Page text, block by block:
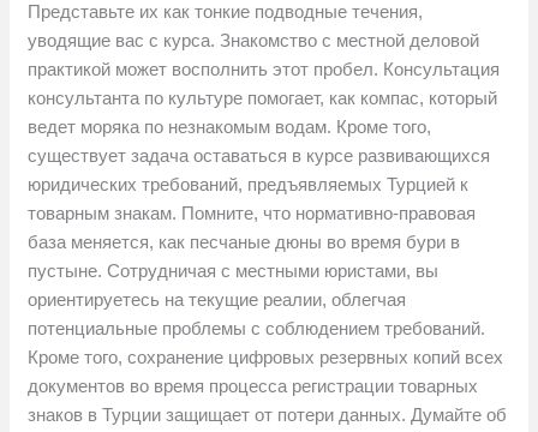
Представьте их как тонкие подводные течения,
уводящие вас с курса. Знакомство с местной деловой
практикой может восполнить этот пробел. Консультация
консультанта по культуре помогает, как компас, который
ведет моряка по незнакомым водам. Кроме того,
существует задача оставаться в курсе развивающихся
юридических требований, предъявляемых Турцией к
товарным знакам. Помните, что нормативно-правовая
база меняется, как песчаные дюны во время бури в
пустыне. Сотрудничая с местными юристами, вы
ориентируетесь на текущие реалии, облегчая
потенциальные проблемы с соблюдением требований.
Кроме того, сохранение цифровых резервных копий всех
документов во время процесса регистрации товарных
знаков в Турции защищает от потери данных. Думайте об